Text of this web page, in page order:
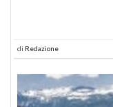
di Redazione